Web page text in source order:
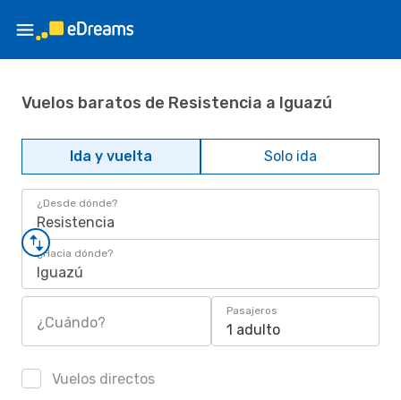
Vuelos baratos de Resistencia a Iguazú
Ida y vuelta Solo ida
¿Desde dónde?
Resistencia
¿Hacia dónde?
Iguazú
¿Cuándo?
Pasajeros
1 adulto
Vuelos directos